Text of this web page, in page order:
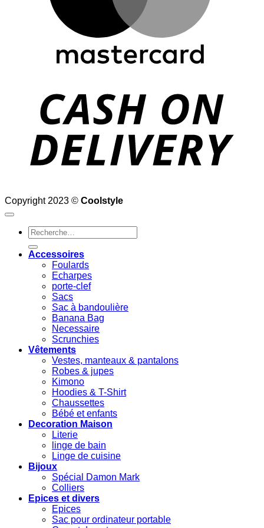
Copyright 2023 © Coolstyle
Recherche
pour :
Accessoires
Foulards
Echarpes
porte-clef
Sacs
Sac à bandoulière
Banana Bag
Necessaire
Scrunchies
Vêtements
Vestes, manteaux & pantalons
Robes & jupes
Kimono
Hoodies & T-Shirt
Chaussettes
Bébé et enfants
Decoration Maison
Literie
linge de bain
Linge de cuisine
Bijoux
Spécial Damon Mark
Colliers
Epices et divers
Epices
Sac pour ordinateur portable